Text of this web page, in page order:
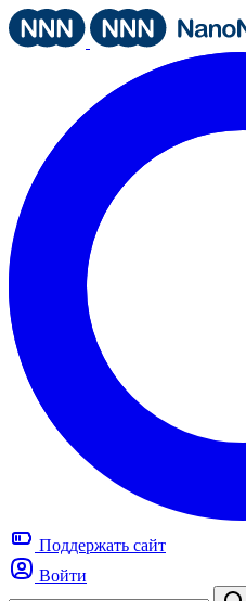
Поддержать сайт
Войти